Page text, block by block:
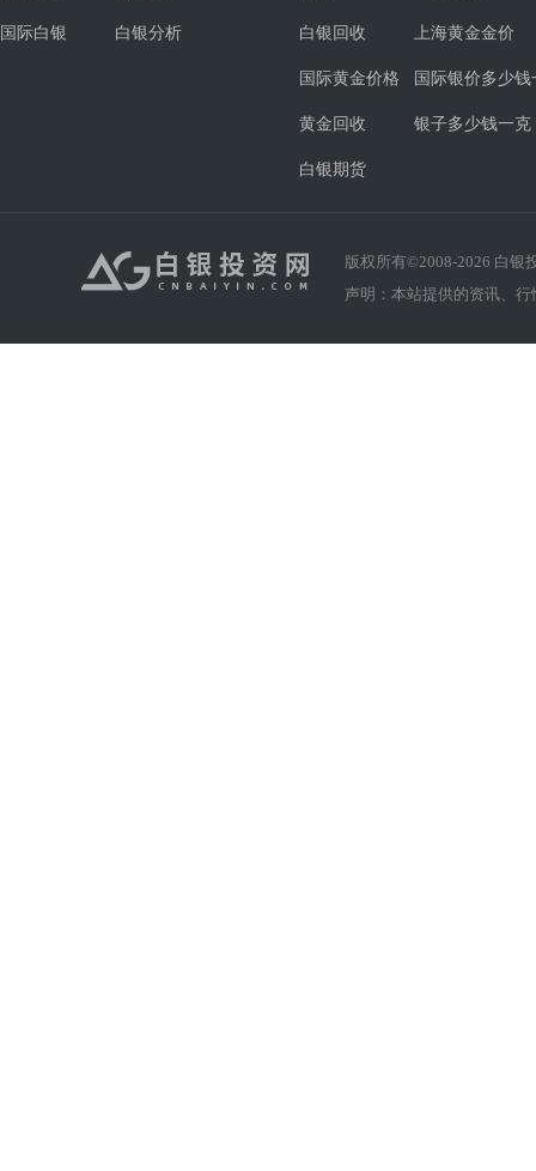
国际白银 白银分析 白银回收 上海黄金金价
国际黄金价格 国际银价多少钱
黄金回收 银子多少钱一克
白银期货
版权所有©2008-2026 白银
声明：本站提供的资讯、